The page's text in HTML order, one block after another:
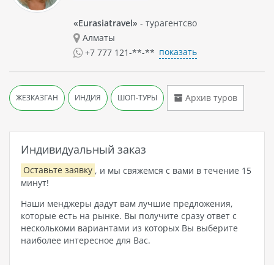
Индивидуальный заказ
Оставьте заявку , и мы свяжемся с вами в течение 15
минут!
Наши менджеры дадут вам лучшие предложения,
которые есть на рынке. Вы получите сразу ответ с
несколькоми вариантами из которых Вы выберите
наиболее интересное для Вас.
«Eurasiatravel» - турагентсво
Алматы
+7 777 121-**-** показать
ЖЕЗКАЗГАН ИНДИЯ ШОП-ТУРЫ Архив туров